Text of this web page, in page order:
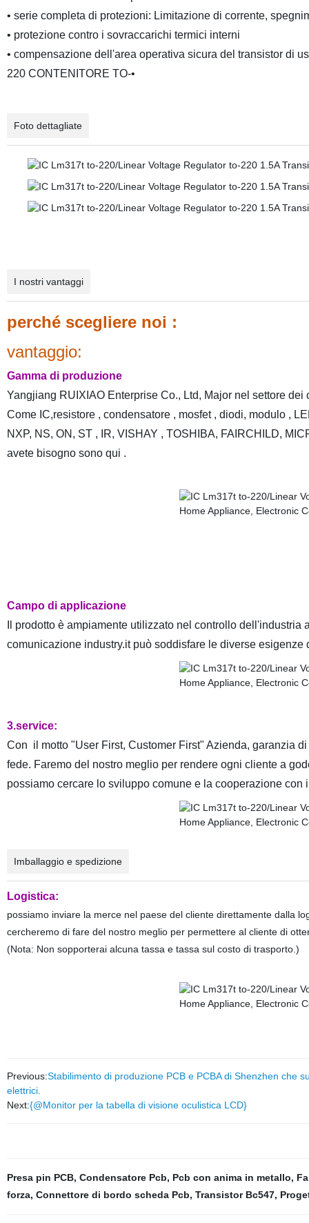
• serie completa di protezioni: Limitazione di corrente,
• protezione contro i sovraccarichi termici interni
• compensazione dell'area operativa sicura del transistor di
220 CONTENITORE TO-•
Foto dettagliate
I nostri vantaggi
perché scegliere noi :
vantaggio:
Gamma di produzione
Yangjiang RUIXIAO Enterprise Co., Ltd, Major nel settore
Come IC,resistore , condensatore , mosfet , diodi, modulo ,
NXP, NS, ON, ST , IR, VISHAY , TOSHIBA, FAIRCHILD,
avete bisogno sono qui .
Campo di applicazione
Il prodotto è ampiamente utilizzato nel controllo
comunicazione industry.it può soddisfare le diverse esigenze
3.service:
Con il motto "User First, Customer First" Azienda, garanzia
fede. Faremo del nostro meglio per rendere ogni cliente a
possiamo cercare lo sviluppo comune e la cooperazione
Imballaggio e spedizione
Logistica:
possiamo inviare la merce nel paese del cliente direttamente dalla
cercheremo di fare del nostro meglio per permettere al cliente di
(Nota: Non sopporterai alcuna tassa e tassa sul costo di trasporto.)
Previous:Stabilimento di produzione PCB e PCBA di Shenzhen che
elettrici.
Next:{@Monitor per la tabella di visione oculistica LCD}
Presa pin PCB, Condensatore Pcb, Pcb con anima in metallo,
forza, Connettore di bordo scheda Pcb, Transistor Bc547,